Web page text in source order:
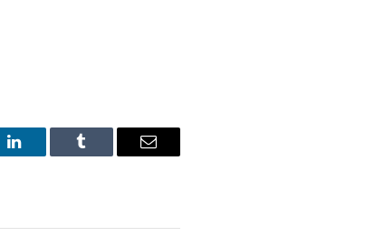
LinkedIn Tumblr Email